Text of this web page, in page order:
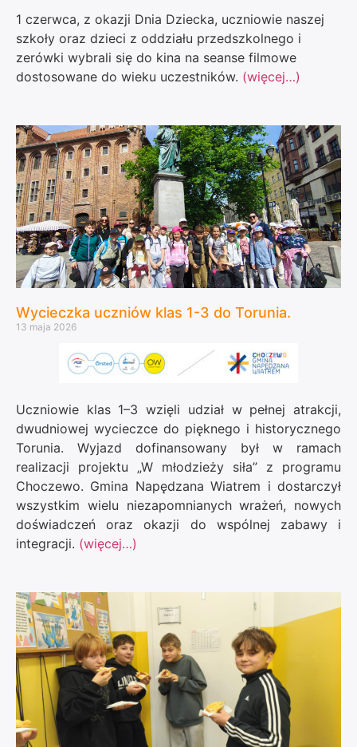
1 czerwca, z okazji Dnia Dziecka, uczniowie naszej
szkoły oraz dzieci z oddziału przedszkolnego i
zerówki wybrali się do kina na seanse filmowe
dostosowane do wieku uczestników. (więcej…)
Wycieczka uczniów klas 1-3 do Torunia.
13 maja 2026
Uczniowie klas 1–3 wzięli udział w pełnej atrakcji,
dwudniowej wycieczce do pięknego i historycznego
Torunia. Wyjazd dofinansowany był w ramach
realizacji projektu „W młodzieży siła” z programu
Choczewo. Gmina Napędzana Wiatrem i dostarczył
wszystkim wielu niezapomnianych wrażeń, nowych
doświadczeń oraz okazji do wspólnej zabawy i
integracji. (więcej…)